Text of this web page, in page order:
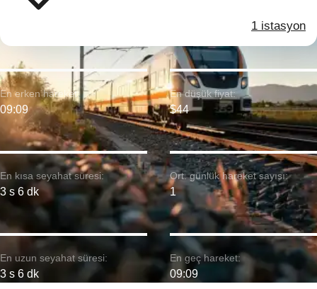
1 istasyon
En kısa seyahat süresi:
3 s 6 dk
En erken hareket:
09:09
En uzun seyahat süresi:
3 s 6 dk
En düşük fiyat:
$44
Ort. günlük hareket sayısı:
1
En geç hareket:
09:09